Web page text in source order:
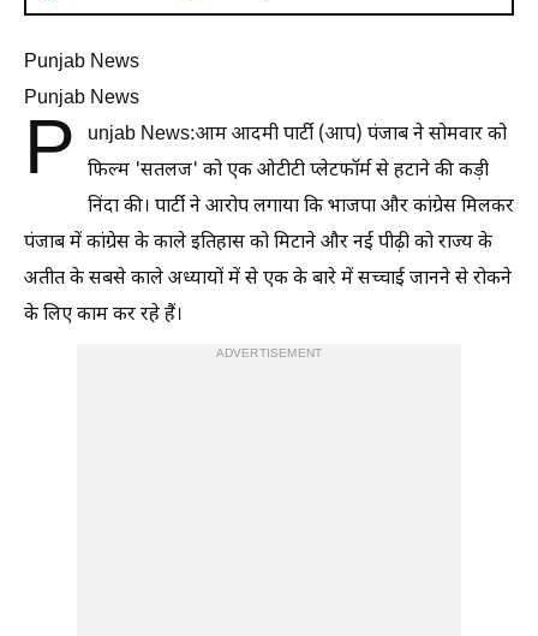
Punjab News
Punjab News
P
unjab News:आम आदमी पार्टी (आप) पंजाब ने सोमवार को
फिल्म 'सतलज' को एक ओटीटी प्लेटफॉर्म से हटाने की कड़ी
निंदा की। पार्टी ने आरोप लगाया कि भाजपा और कांग्रेस मिलकर
पंजाब में कांग्रेस के काले इतिहास को मिटाने और नई पीढ़ी को राज्य के
अतीत के सबसे काले अध्यायों में से एक के बारे में सच्चाई जानने से रोकने
के लिए काम कर रहे हैं।
ADVERTISEMENT